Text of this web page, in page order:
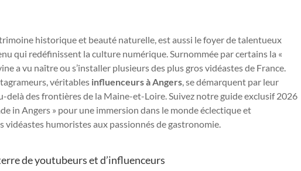
historique et beauté naturelle, est aussi le foyer de talentueux
qui redéfinissent la culture numérique. Surnommée par certains la «
a vu naître ou s’installer plusieurs des plus gros vidéastes de France.
véritables influenceurs à Angers , se démarquent par leur
des frontières de la Maine-et-Loire. Suivez notre guide exclusif 2026
in Angers » pour une immersion dans le monde éclectique et
vidéastes humoristes aux passionnés de gastronomie.
de youtubeurs et d’influenceurs